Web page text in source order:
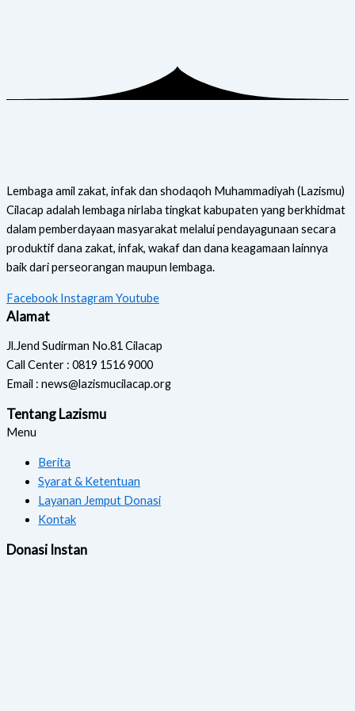
Lembaga amil zakat, infak dan shodaqoh Muhammadiyah (Lazismu)
Cilacap adalah lembaga nirlaba tingkat kabupaten yang berkhidmat
dalam pemberdayaan masyarakat melalui pendayagunaan secara
produktif dana zakat, infak, wakaf dan dana keagamaan lainnya
baik dari perseorangan maupun lembaga.
Facebook Instagram Youtube
Alamat
Jl.Jend Sudirman No.81 Cilacap
Call Center : 0819 1516 9000
Email : news@lazismucilacap.org
Tentang Lazismu
Menu
Berita
Syarat & Ketentuan
Layanan Jemput Donasi
Kontak
Donasi Instan